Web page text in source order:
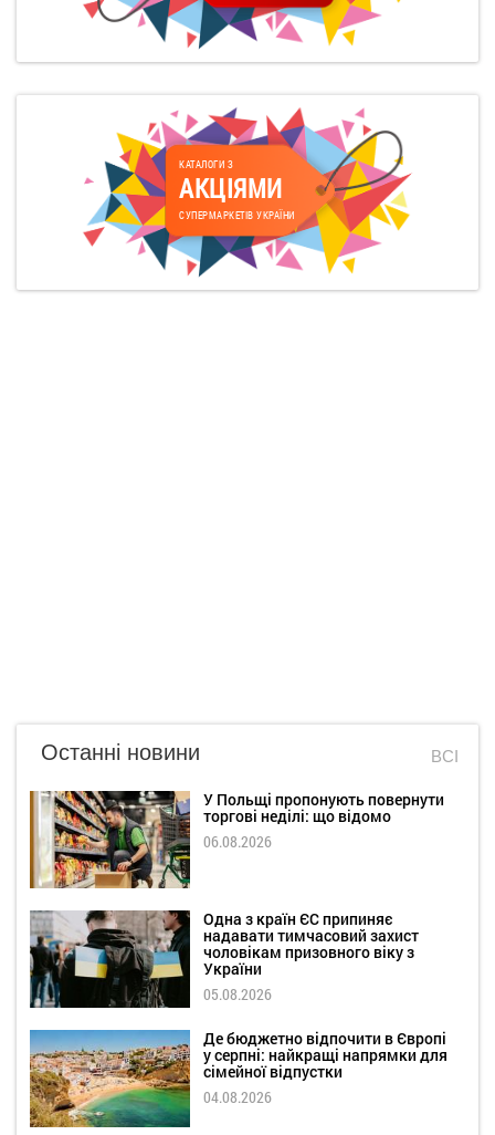
КАТАЛОГИ З
АКЦІЯМИ
СУПЕРМАРКЕТІВ УКРАЇНИ
Останні новини ВСІ
У Польщі пропонують повернути
торгові неділі: що відомо
06.08.2026
Одна з країн ЄС припиняє
надавати тимчасовий захист
чоловікам призовного віку з
України
05.08.2026
Де бюджетно відпочити в Європі
у серпні: найкращі напрямки для
сімейної відпустки
04.08.2026